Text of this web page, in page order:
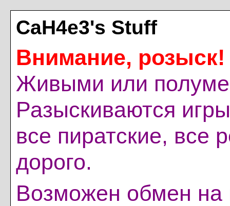
CaH4e3's Stuff
Внимание, розыск!
Живыми или
Разыскиваются
все пиратские, все
дорого.
Возможен обмен на